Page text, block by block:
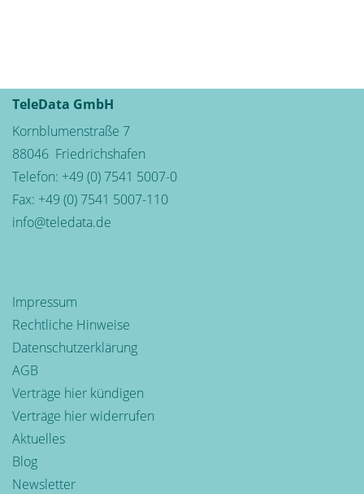
TeleData GmbH
Kornblumenstraße 7
88046 Friedrichshafen
Telefon: +49 (0) 7541 5007-0
Fax: +49 (0) 7541 5007-110
info@teledata.de
Impressum
Rechtliche Hinweise
Datenschutzerklärung
AGB
Verträge hier kündigen
Verträge hier widerrufen
Aktuelles
Blog
Newsletter